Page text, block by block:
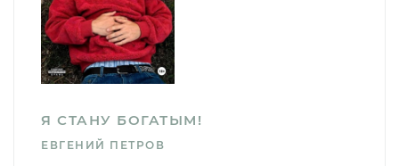
Я СТАНУ БОГАТЫМ!
ЕВГЕНИЙ ПЕТРОВ